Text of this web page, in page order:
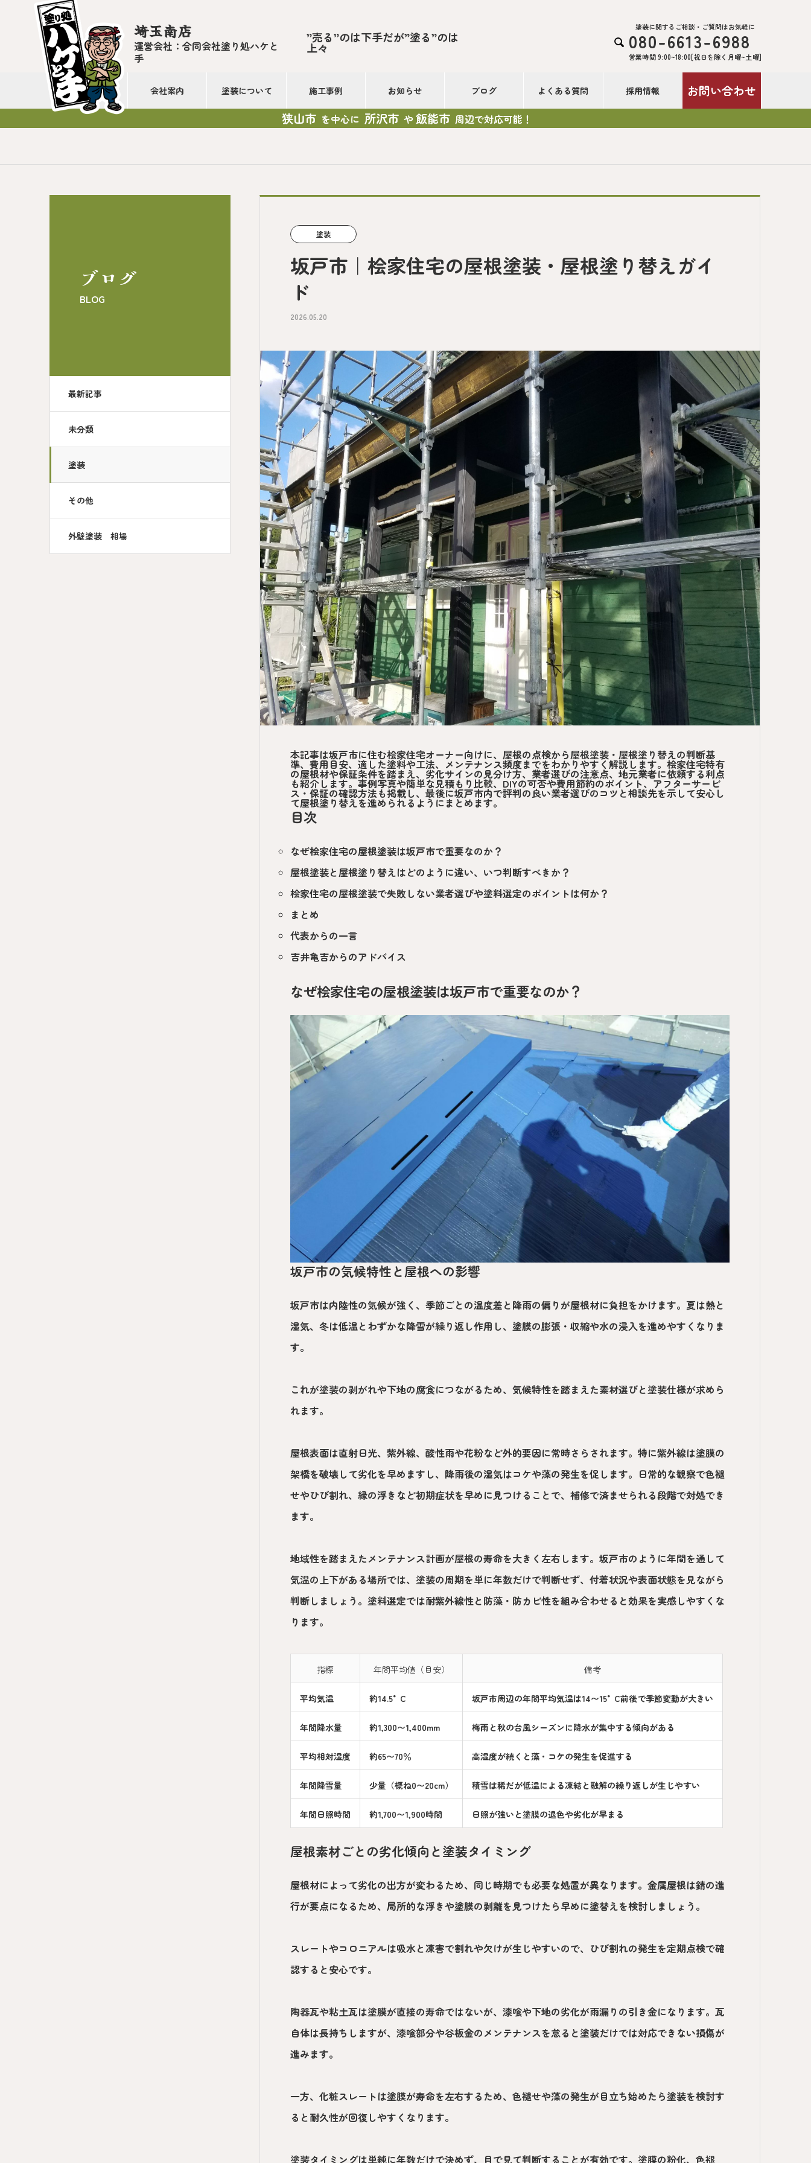
埼玉南店
運営会社：合同会社塗り処ハケと
手
”売る”のは下手だが”塗る”のは
上々 
塗装に関するご相談・ご質問はお気軽に
080-6613-6988
営業時間 9:00~18:00[祝日を除く月曜~土曜]
会社案内 塗装について 施工事例 お知らせ ブログ よくある質問 採用情報 お問い合わせ
狭山市 を中心に 所沢市 や飯能市 周辺で対応可能！
ブログ
BLOG
最新記事
未分類
塗装
その他
外壁塗装 相場
塗装
坂戸市｜桧家住宅の屋根塗装・屋根塗り替えガイ
ド
2026.05.20
本記事は坂戸市に住む桧家住宅オーナー向けに、屋根の点検から屋根塗装・屋根塗り替えの判断基
準、費用目安、適した塗料や工法、メンテナンス頻度までをわかりやすく解説します。桧家住宅特有
の屋根材や保証条件を踏まえ、劣化サインの見分け方、業者選びの注意点、地元業者に依頼する利点
も紹介します。事例写真や簡単な見積もり比較、DIYの可否や費用節約のポイント、アフターサービ
ス・保証の確認方法も掲載し、最後に坂戸市内で評判の良い業者選びのコツと相談先を示して安心し
て屋根塗り替えを進められるようにまとめます。
目次
なぜ桧家住宅の屋根塗装は坂戸市で重要なのか？
屋根塗装と屋根塗り替えはどのように違い、いつ判断すべきか？
桧家住宅の屋根塗装で失敗しない業者選びや塗料選定のポイントは何か？
まとめ
代表からの一言
吉井亀吉からのアドバイス
なぜ桧家住宅の屋根塗装は坂戸市で重要なのか？
坂戸市の気候特性と屋根への影響
坂戸市は内陸性の気候が強く、季節ごとの温度差と降雨の偏りが屋根材に負担をかけます。夏は熱と
湿気、冬は低温とわずかな降雪が繰り返し作用し、塗膜の膨張・収縮や水の浸入を進めやすくなりま
す。
これが塗装の剥がれや下地の腐食につながるため、気候特性を踏まえた素材選びと塗装仕様が求めら
れます。
屋根表面は直射日光、紫外線、酸性雨や花粉など外的要因に常時さらされます。特に紫外線は塗膜の
架橋を破壊して劣化を早めますし、降雨後の湿気はコケや藻の発生を促します。日常的な観察で色褪
せやひび割れ、縁の浮きなど初期症状を早めに見つけることで、補修で済ませられる段階で対処でき
ます。
地域性を踏まえたメンテナンス計画が屋根の寿命を大きく左右します。坂戸市のように年間を通して
気温の上下がある場所では、塗装の周期を単に年数だけで判断せず、付着状況や表面状態を見ながら
判断しましょう。塗料選定では耐紫外線性と防藻・防カビ性を組み合わせると効果を実感しやすくな
ります。
指標 年間平均値（目安） 備考
平均気温 約14.5°C 坂戸市周辺の年間平均気温は14〜15°C前後で季節変動が大きい
年間降水量 約1,300〜1,400mm 梅雨と秋の台風シーズンに降水が集中する傾向がある
平均相対湿度 約65〜70％ 高湿度が続くと藻・コケの発生を促進する
年間降雪量 少量（概ね0〜20cm） 積雪は稀だが低温による凍結と融解の繰り返しが生じやすい
年間日照時間 約1,700〜1,900時間 日照が強いと塗膜の退色や劣化が早まる
屋根素材ごとの劣化傾向と塗装タイミング
屋根材によって劣化の出方が変わるため、同じ時期でも必要な処置が異なります。金属屋根は錆の進
行が要点になるため、局所的な浮きや塗膜の剥離を見つけたら早めに塗替えを検討しましょう。
スレートやコロニアルは吸水と凍害で割れや欠けが生じやすいので、ひび割れの発生を定期点検で確
認すると安心です。
陶器瓦や粘土瓦は塗膜が直接の寿命ではないが、漆喰や下地の劣化が雨漏りの引き金になります。瓦
自体は長持ちしますが、漆喰部分や谷板金のメンテナンスを怠ると塗装だけでは対応できない損傷が
進みます。
一方、化粧スレートは塗膜が寿命を左右するため、色褪せや藻の発生が目立ち始めたら塗装を検討す
ると耐久性が回復しやすくなります。
塗装タイミングは単純に年数だけで決めず、目で見て判断することが有効です。塗膜の粉化、色褪